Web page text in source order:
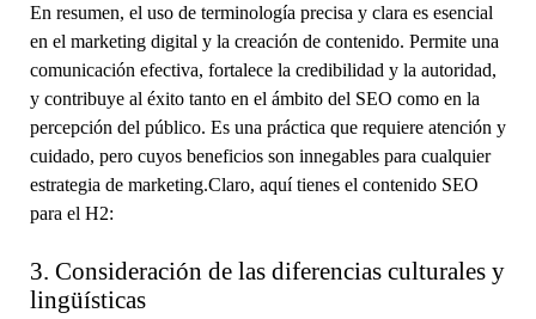
En resumen, el uso de terminología precisa y clara es esencial
en el marketing digital y la creación de contenido. Permite una
comunicación efectiva, fortalece la credibilidad y la autoridad,
y contribuye al éxito tanto en el ámbito del SEO como en la
percepción del público. Es una práctica que requiere atención y
cuidado, pero cuyos beneficios son innegables para cualquier
estrategia de marketing.Claro, aquí tienes el contenido SEO
para el H2:
3. Consideración de las diferencias culturales y
lingüísticas